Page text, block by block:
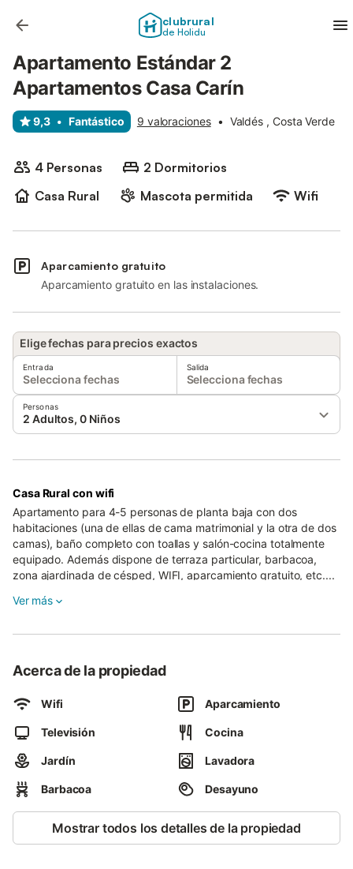
clubrural
de Holidu
Apartamento Estándar 2
Apartamentos Casa Carín
9,3 • Fantástico 9 valoraciones • Valdés , Costa Verde
4 Personas
2 Dormitorios
Casa Rural
Mascota permitida Wifi
Aparcamiento gratuito
Aparcamiento gratuito en las instalaciones.
Elige fechas para precios exactos
Entrada
Selecciona fechas
Salida
Selecciona fechas
Personas
2 Adultos, 0 Niños
Casa Rural con wifi
Apartamento para 4-5 personas de planta baja con dos
habitaciones (una de ellas de cama matrimonial y la otra de dos
camas), baño completo con toallas y salón-cocina totalmente
equipado. Además dispone de terraza particular, barbacoa,
zona ajardinada de césped, WIFI, aparcamiento gratuito, etc....
Casa Carín es un complejo turístico formado por un conjunto de
praderas con maravillosas vistas al mar y a la montaña. Es el
Casa Carín está situada en el tranquilo pueblo de Cadavedo, en
pleno Camino de Santiago, y declarado pueblo más bonito de
Asturias, rodeado de las hermosas villas marineras de Luarca,
capital del concejo y Cudillero.
Los apartamentos cuentan con todas las comodidades
días de paz y tranquilidad, sin preocuparse de nada. Cada
apartamento tiene una habitación con una cama de matrimonio
Ver más
Acerca de la propiedad
Wifi Aparcamiento
Televisión Cocina
Jardín Lavadora
Barbacoa Desayuno
Mostrar todos los detalles de la propiedad